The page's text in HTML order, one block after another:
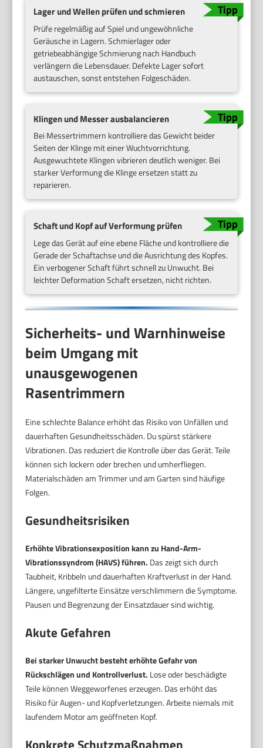
Lager und Wellen prüfen und schmieren
Prüfe regelmäßig auf Spiel und ungewöhnliche
Geräusche in Lagern. Schmierlager oder
getriebeabhängige Schmierung nach Handbuch
verlängern die Lebensdauer. Defekte Lager sofort
austauschen, sonst entstehen Folgeschäden.
Klingen und Messer ausbalancieren
Bei Messertrimmern kontrolliere das Gewicht beider
Seiten der Klinge mit einer Wuchtvorrichtung.
Ausgewuchtete Klingen vibrieren deutlich weniger. Bei
starker Verformung die Klinge ersetzen statt zu
reparieren.
Schaft und Kopf auf Verformung prüfen
Lege das Gerät auf eine ebene Fläche und kontrolliere die
Gerade der Schaftachse und die Ausrichtung des Kopfes.
Ein verbogener Schaft führt schnell zu Unwucht. Bei
leichter Deformation Schaft ersetzen, nicht richten.
Sicherheits- und Warnhinweise
beim Umgang mit
unausgewogenen
Rasentrimmern
Eine schlechte Balance erhöht das Risiko von Unfällen und
dauerhaften Gesundheitsschäden. Du spürst stärkere
Vibrationen. Das reduziert die Kontrolle über das Gerät. Teile
können sich lockern oder brechen und umherfliegen.
Materialschäden am Trimmer und am Garten sind häufige
Folgen.
Gesundheitsrisiken
Erhöhte Vibrationsexposition kann zu Hand-Arm-
Vibrationssyndrom (HAVS) führen. Das zeigt sich durch
Taubheit, Kribbeln und dauerhaften Kraftverlust in der Hand.
Längere, ungefilterte Einsätze verschlimmern die Symptome.
Pausen und Begrenzung der Einsatzdauer sind wichtig.
Akute Gefahren
Bei starker Unwucht besteht erhöhte Gefahr von
Rückschlägen und Kontrollverlust. Lose oder beschädigte
Teile können Weggeworfenes erzeugen. Das erhöht das
Risiko für Augen- und Kopfverletzungen. Arbeite niemals mit
laufendem Motor am geöffneten Kopf.